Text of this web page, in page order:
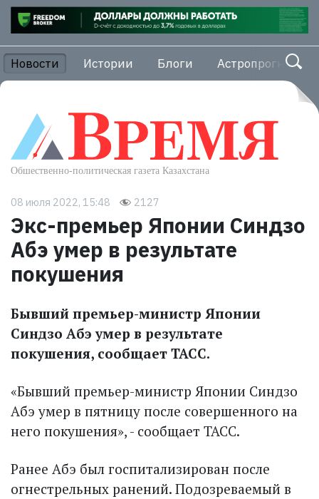
Новости Истории Блоги Астропрогноз
08 июля 2022, 15:48 2127
Экс-премьер Японии Синдзо
Абэ умер в результате
покушения
Бывший премьер-министр Японии
Синдзо Абэ умер в результате
покушения, сообщает ТАСС.
«Бывший премьер-министр Японии Синдзо
Абэ умер в пятницу после совершенного на
него покушения», - сообщает ТАСС.
Ранее Абэ был госпитализирован после
огнестрельных ранений. Подозреваемый в